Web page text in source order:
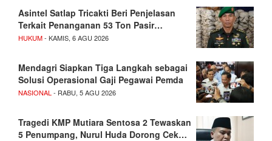
Asintel Satlap Tricakti Beri Penjelasan
Terkait Penanganan 53 Ton Pasir…
HUKUM- KAMIS, 6 AGU 2026
Mendagri Siapkan Tiga Langkah sebagai
Solusi Operasional Gaji Pegawai Pemda
NASIONAL - RABU, 5 AGU 2026
Tragedi KMP Mutiara Sentosa 2 Tewaskan
5 Penumpang, Nurul Huda Dorong Cek…